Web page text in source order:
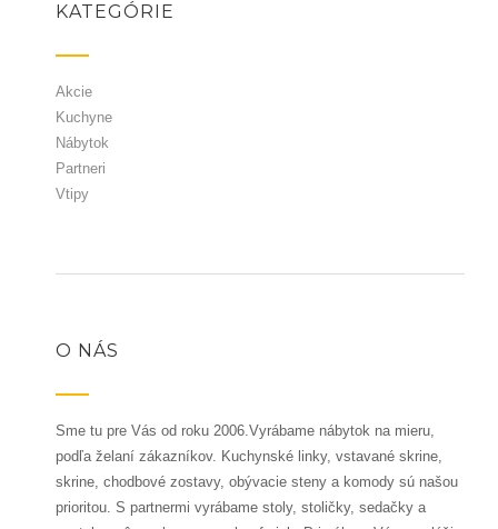
KATEGÓRIE
Akcie
Kuchyne
Nábytok
Partneri
Vtipy
O NÁS
Sme tu pre Vás od roku 2006.Vyrábame nábytok na mieru,
podľa želaní zákazníkov. Kuchynské linky, vstavané skrine,
skrine, chodbové zostavy, obývacie steny a komody sú našou
prioritou. S partnermi vyrábame stoly, stoličky, sedačky a